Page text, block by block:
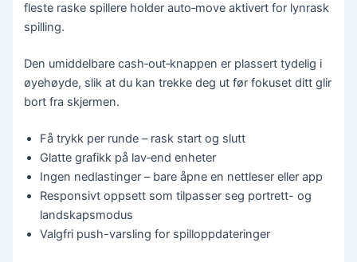
fleste raske spillere holder auto‑move aktivert for lynrask
spilling.
Den umiddelbare cash‑out‑knappen er plassert tydelig i
øyehøyde, slik at du kan trekke deg ut før fokuset ditt glir
bort fra skjermen.
Få trykk per runde – rask start og slutt
Glatte grafikk på lav‑end enheter
Ingen nedlastinger – bare åpne en nettleser eller app
Responsivt oppsett som tilpasser seg portrett- og
landskapsmodus
Valgfri push-varsling for spilloppdateringer